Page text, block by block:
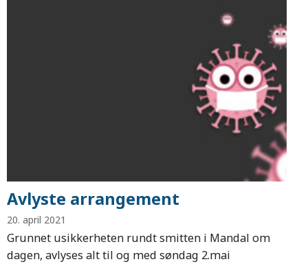
Avlyste arrangement
20. april 2021
Grunnet usikkerheten rundt smitten i Mandal om
dagen, avlyses alt til og med søndag 2.mai